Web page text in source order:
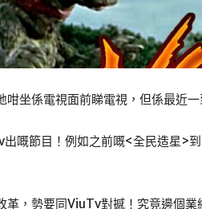
咁坐係電視面前睇電視，但係最近
嘅節目！例如之前嘅<全民造星>
革，勢要同ViuTv對撼！究竟邊個